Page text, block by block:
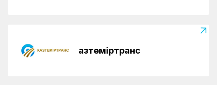
Қазтеміртранс